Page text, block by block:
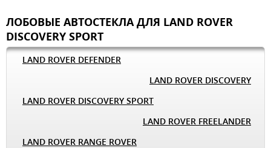
ЛОБОВЫЕ АВТОСТЕКЛА ДЛЯ LAND ROVER
DISCOVERY SPORT
LAND ROVER DEFENDER
LAND ROVER DISCOVERY
LAND ROVER DISCOVERY SPORT
LAND ROVER FREELANDER
LAND ROVER RANGE ROVER